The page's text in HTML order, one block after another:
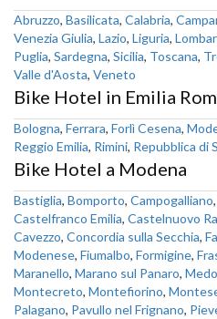
Abruzzo, Basilicata, Calabria,
Venezia Giulia, Lazio, Liguria,
Puglia, Sardegna, Sicilia, Toscana,
Valle d'Aosta, Veneto
Bike Hotel in Emilia
Bologna, Ferrara, Forlì Cesena,
Reggio Emilia, Rimini, Repubblica di
Bike Hotel a Modena
Bastiglia, Bomporto, Campogalliano,
Castelfranco Emilia, Castelnuovo
Cavezzo, Concordia sulla Secchia,
Modenese, Fiumalbo, Formigine,
Maranello, Marano sul Panaro,
Montecreto, Montefiorino,
Palagano, Pavullo nel Frignano,